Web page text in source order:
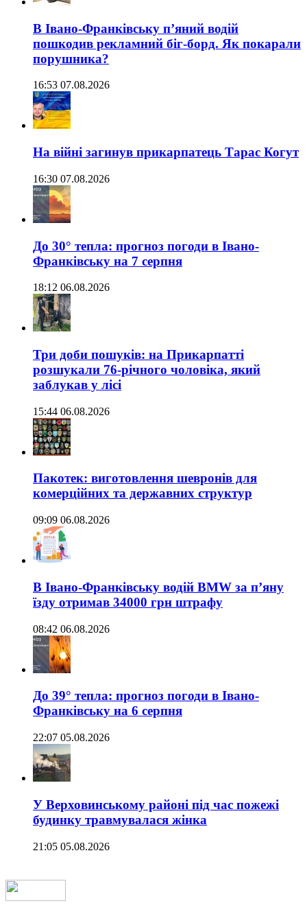
В Івано-Франківську п’яний водій
пошкодив рекламний біг-борд. Як покарали
порушника?
16:53 07.08.2026
На війні загинув прикарпатець Тарас Когут
16:30 07.08.2026
До 30° тепла: прогноз погоди в Івано-
Франківську на 7 серпня
18:12 06.08.2026
Три доби пошуків: на Прикарпатті
розшукали 76-річного чоловіка, який
заблукав у лісі
15:44 06.08.2026
Пакотек: виготовлення шевронів для
комерційних та державних структур
09:09 06.08.2026
В Івано-Франківську водій BMW за п’яну
їзду отримав 34000 грн штрафу
08:42 06.08.2026
До 39° тепла: прогноз погоди в Івано-
Франківську на 6 серпня
22:07 05.08.2026
У Верховинському районі під час пожежі
будинку травмувалася жінка
21:05 05.08.2026